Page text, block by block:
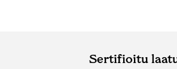
Sertifioitu